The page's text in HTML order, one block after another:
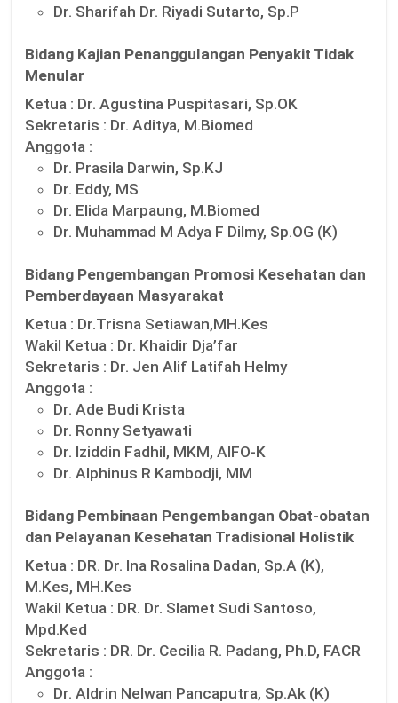
Dr. Sharifah Dr. Riyadi Sutarto, Sp.P
Bidang Kajian Penanggulangan Penyakit Tidak
Menular
Ketua : Dr. Agustina Puspitasari, Sp.OK
Sekretaris : Dr. Aditya, M.Biomed
Anggota :
Dr. Prasila Darwin, Sp.KJ
Dr. Eddy, MS
Dr. Elida Marpaung, M.Biomed
Dr. Muhammad M Adya F Dilmy, Sp.OG (K)
Bidang Pengembangan Promosi Kesehatan dan
Pemberdayaan Masyarakat
Ketua : Dr.Trisna Setiawan,MH.Kes
Wakil Ketua : Dr. Khaidir Dja’far
Sekretaris : Dr. Jen Alif Latifah Helmy
Anggota :
Dr. Ade Budi Krista
Dr. Ronny Setyawati
Dr. Iziddin Fadhil, MKM, AIFO-K
Dr. Alphinus R Kambodji, MM
Bidang Pembinaan Pengembangan Obat-obatan
dan Pelayanan Kesehatan Tradisional Holistik
Ketua : DR. Dr. Ina Rosalina Dadan, Sp.A (K),
M.Kes, MH.Kes
Wakil Ketua : DR. Dr. Slamet Sudi Santoso,
Mpd.Ked
Sekretaris : DR. Dr. Cecilia R. Padang, Ph.D, FACR
Anggota :
Dr. Aldrin Nelwan Pancaputra, Sp.Ak (K)